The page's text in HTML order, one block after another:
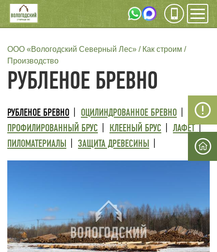
Инфо
СТРОКА
НАВИГАЦИИ
ООО «Вологодский Северный Лес»
Как строим
Производство
РУБЛЕНОЕ БРЕВНО
ТРЕТИЙ
УРОВЕНЬ
МЕНЮ
РУБЛЕНОЕ БРЕВНО
ОЦИЛИНДРОВАННОЕ БРЕВНО
ПРОФИЛИРОВАННЫЙ БРУС
КЛЕЕНЫЙ БРУС
ЛАФЕТ
ПИЛОМАТЕРИАЛЫ
ЗАЩИТА ДРЕВЕСИНЫ